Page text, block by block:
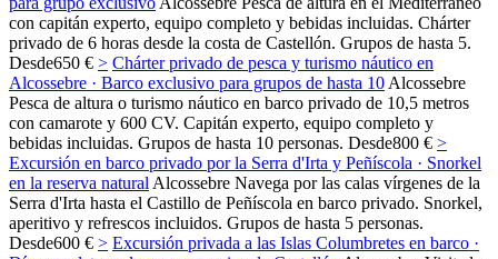
con capitán experto, equipo completo y bebidas incluidas. Chárter
privado de 6 horas desde la costa de Castellón. Grupos de hasta 5.
Desde650 € > Chárter privado de pesca y turismo náutico en
Alcossebre · Barco exclusivo para grupos de hasta 10 Alcossebre
Pesca de altura o turismo náutico en barco privado de 10,5 metros
con camarote y 600 CV. Capitán experto, equipo completo y
bebidas incluidas. Grupos de hasta 10 personas. Desde800 € >
Excursión en barco privado por la Serra d'Irta y Peñíscola · Snorkel
en la reserva natural Alcossebre Navega por las calas vírgenes de la
Serra d'Irta hasta el Castillo de Peñíscola en barco privado. Snorkel,
aperitivo y refrescos incluidos. Grupos de hasta 5 personas.
Desde600 € > Excursión privada a las Islas Columbretes en barco ·